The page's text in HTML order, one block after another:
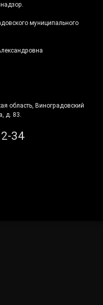
муниципального
область, Виноградовский
д. 83.
34